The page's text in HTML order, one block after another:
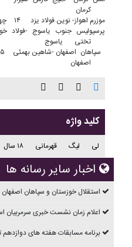
کرمان
موزرم اهواز- نوین فولاد یزد
۱۴
پرسپولیس جنوب یاسوج -فولاد
تختی
یاسوج
سپاهان اصفهان -شاهین بهمئی
اصفهان
کلید واژه
لی لیگ قهرمانی ۱۸ سال
اخبار سایر رسانه ها
استقلال خوزستان و سپاهان اصفهان
اعلام زمان نشست خبری سرمربیان
برنامه مسابقات هفته های دوازدهم تا